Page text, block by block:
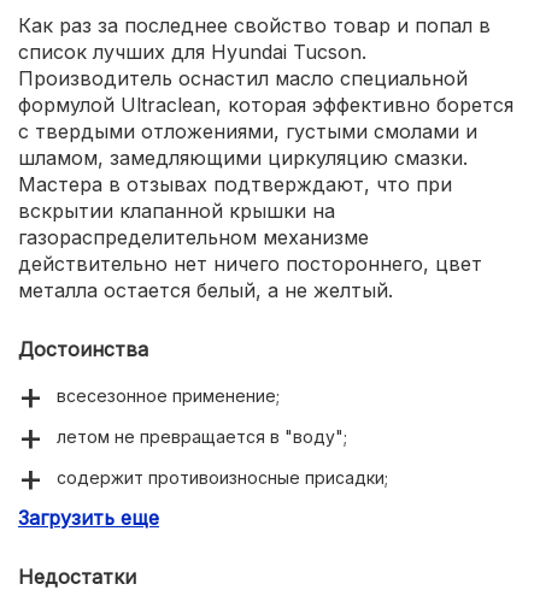
Как раз за последнее свойство товар и попал в
список лучших для Hyundai Tucson.
Производитель оснастил масло специальной
формулой Ultraclean, которая эффективно борется
с твердыми отложениями, густыми смолами и
шламом, замедляющими циркуляцию смазки.
Мастера в отзывах подтверждают, что при
вскрытии клапанной крышки на
газораспределительном механизме
действительно нет ничего постороннего, цвет
металла остается белый, а не желтый.
Достоинства
всесезонное применение;
летом не превращается в "воду";
содержит противоизносные присадки;
подходит для бензиновых и дизельных ДВС;
Загрузить еще
Недостатки